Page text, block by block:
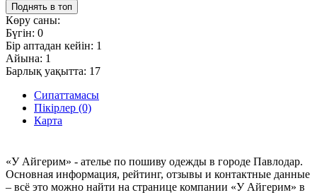
Поднять в топ
Көру саны:
Бүгін: 0
Бір аптадан кейін: 1
Айына: 1
Барлық уақытта: 17
Сипаттамасы
Пікірлер (0)
Карта
«У Айгерим» - ателье по пошиву одежды в городе Павлодар.
Основная информация, рейтинг, отзывы и контактные данные
– всё это можно найти на странице компании «У Айгерим» в